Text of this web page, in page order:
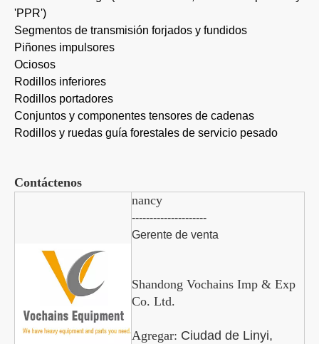
'PPR')
Segmentos de transmisión forjados y fundidos
Piñones impulsores
Ociosos
Rodillos inferiores
Rodillos portadores
Conjuntos y componentes tensores de cadenas
Rodillos y ruedas guía forestales de servicio pesado
Contáctenos
nancy
---------------------
Gerente de venta
Shandong Vochains Imp & Exp
Co. Ltd.
Agregar: Ciudad de Linyi,